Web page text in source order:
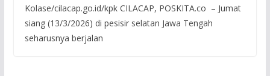
Kolase/cilacap.go.id/kpk CILACAP, POSKITA.co – Jumat
siang (13/3/2026) di pesisir selatan Jawa Tengah
seharusnya berjalan